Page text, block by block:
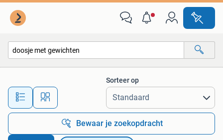
Alle afstanden…
Sorteer op
Bewaar je zoekopdracht